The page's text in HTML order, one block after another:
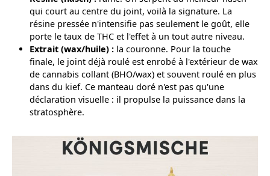
qui court au centre du joint, voilà la signature. La
résine pressée n'intensifie pas seulement le goût, elle
porte le taux de THC et l'effet à un tout autre niveau.
Extrait (wax/huile) :la couronne. Pour la touche
finale, le joint déjà roulé est enrobé à l'extérieur de wax
de cannabis collant (BHO/wax) et souvent roulé en plus
dans du kief. Ce manteau doré n'est pas qu'une
déclaration visuelle : il propulse la puissance dans la
stratosphère.